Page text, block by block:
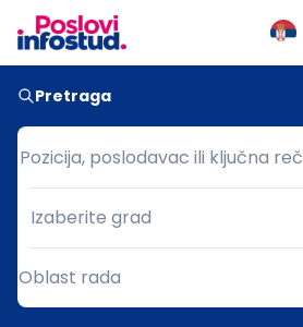
Pretraga
Pozicija, poslodavac ili ključna reč
Pozicija, poslodavac ili ključna reč
Grad
Izaberite grad
Oblast rada